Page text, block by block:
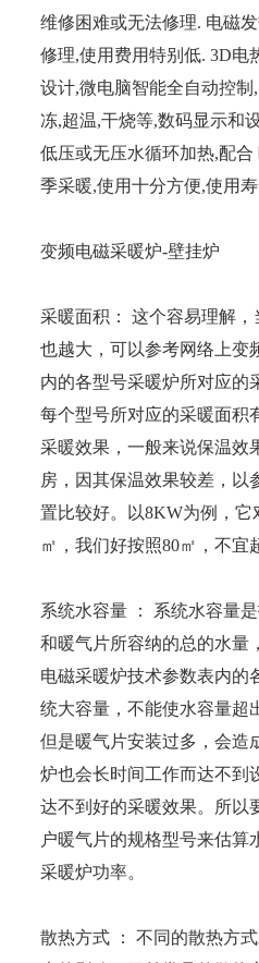
维修困难或无法修理. 电磁
修理,使用费用特别低. 3D电
设计,微电脑智能全自动控
冻,超温,干烧等,数码显示和
低压或无压水循环加热,配
季采暖,使用十分方便,使用寿
变频电磁采暖炉-壁挂炉
采暖面积： 这个容易理解
也越大，可以参考网络上变
内的各型号采暖炉所对应的
每个型号所对应的采暖面积
采暖效果，一般来说保温效
房，因其保温效果较差，以
置比较好。以8KW为例，它
㎡，我们好按照80㎡，不宜
系统水容量 ： 系统水容量
和暖气片所容纳的总的水量
电磁采暖炉技术参数表内的
统大容量，不能使水容量超
但是暖气片安装过多，会造
炉也会长时间工作而达不到
达不到好的采暖效果。所以
户暖气片的规格型号来估算
采暖炉功率。
散热方式 ： 不同的散热方